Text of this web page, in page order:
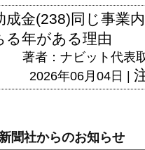
成金(238)同じ事業
る年がある理由
著者：ナビット代表
2026年06月04日 |
聞社からのお知らせ